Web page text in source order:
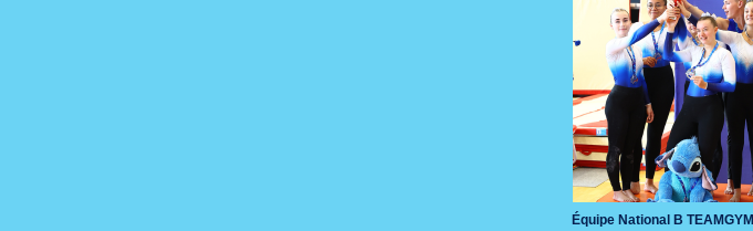
Équipe National B TEAMGYM